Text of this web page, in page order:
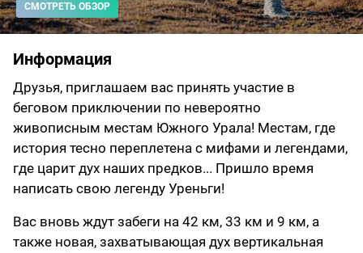
СМОТРЕТЬ ОБЗОР
Информация
Друзья, приглашаем вас принять участие в
беговом приключении по невероятно
живописным местам Южного Урала! Местам, где
история тесно переплетена с мифами и легендами,
где царит дух наших предков... Пришло время
написать свою легенду Уреньги!
Вас вновь ждут забеги на 42 км, 33 км и 9 км, а
также новая, захватывающая дух вертикальная